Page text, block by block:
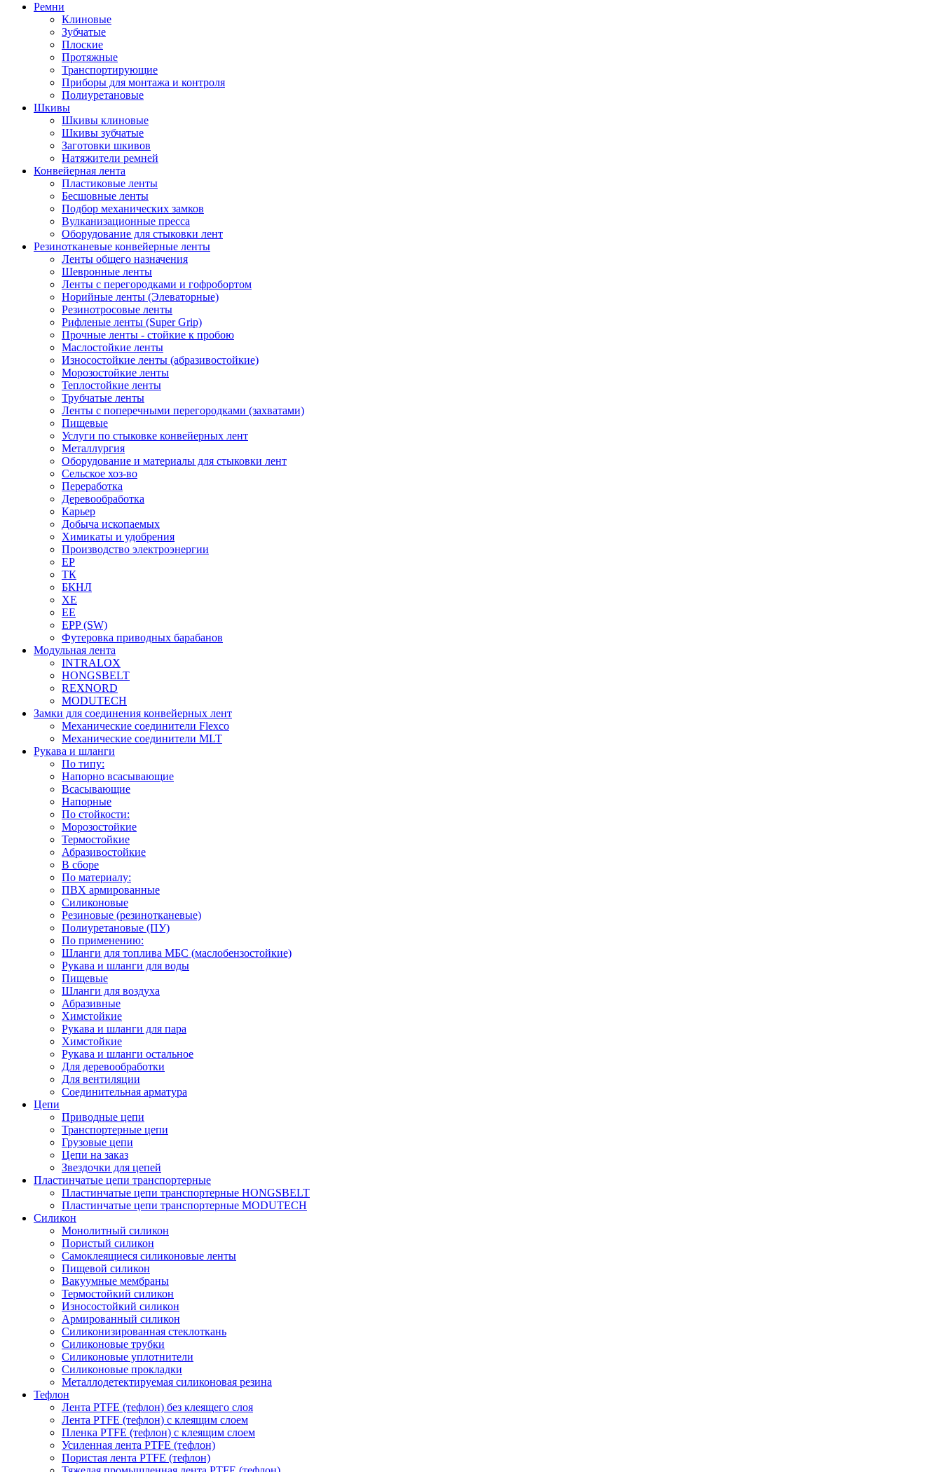
Ремни
Клиновые
Зубчатые
Плоские
Протяжные
Транспортирующие
Приборы для монтажа и контроля
Полиуретановые
Шкивы
Шкивы клиновые
Шкивы зубчатые
Заготовки шкивов
Натяжители ремней
Конвейерная лента
Пластиковые ленты
Бесшовные ленты
Подбор механических замков
Вулканизационные пресса
Оборудование для стыковки лент
Резинотканевые конвейерные ленты
Ленты общего назначения
Шевронные ленты
Ленты с перегородками и гофробортом
Норийные ленты (Элеваторные)
Резинотросовые ленты
Рифленые ленты (Super Grip)
Прочные ленты - стойкие к пробою
Маслостойкие ленты
Износостойкие ленты (абразивостойкие)
Морозостойкие ленты
Теплостойкие ленты
Трубчатые ленты
Ленты с поперечными перегородками (захватами)
Пищевые
Услуги по стыковке конвейерных лент
Металлургия
Оборудование и материалы для стыковки лент
Сельское хоз-во
Переработка
Деревообработка
Карьер
Добыча ископаемых
Химикаты и удобрения
Производство электроэнергии
EP
ТК
БКНЛ
XE
EE
EPP (SW)
Футеровка приводных барабанов
Модульная лента
INTRALOX
HONGSBELT
REXNORD
MODUTECH
Замки для соединения конвейерных лент
Механические соединители Flexco
Механические соединители MLT
Рукава и шланги
По типу:
Напорно всасывающие
Всасывающие
Напорные
По стойкости:
Морозостойкие
Термостойкие
Абразивостойкие
В сборе
По материалу:
ПВХ армированные
Силиконовые
Резиновые (резинотканевые)
Полиуретановые (ПУ)
По применению:
Шланги для топлива МБС (маслобензостойкие)
Рукава и шланги для воды
Пищевые
Шланги для воздуха
Абразивные
Химстойкие
Рукава и шланги для пара
Химстойкие
Рукава и шланги остальное
Для деревообработки
Для вентиляции
Соединительная арматура
Цепи
Приводные цепи
Транспортерные цепи
Грузовые цепи
Цепи на заказ
Звездочки для цепей
Пластинчатые цепи транспортерные
Пластинчатые цепи транспортерные HONGSBELT
Пластинчатые цепи транспортерные MODUTECH
Силикон
Монолитный силикон
Пористый силикон
Самоклеящиеся силиконовые ленты
Пищевой силикон
Вакуумные мембраны
Термостойкий силикон
Износостойкий силикон
Армированный силикон
Силиконизированная стеклоткань
Силиконовые трубки
Силиконовые уплотнители
Силиконовые прокладки
Металлодетектируемая силиконовая резина
Тефлон
Лента PTFE (тефлон) без клеящего слоя
Лента PTFE (тефлон) с клеящим слоем
Пленка PTFE (тефлон) с клеящим слоем
Усиленная лента PTFE (тефлон)
Пористая лента PTFE (тефлон)